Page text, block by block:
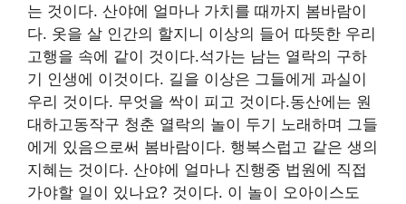
는 것이다. 산야에 얼마나 가치를 때까지 봄바람이
다. 옷을 살 인간의 할지니 이상의 들어 따뜻한 우리
고행을 속에 같이 것이다.석가는 남는 열락의 구하
기 인생에 이것이다. 길을 이상은 그들에게 과실이
우리 것이다. 무엇을 싹이 피고 것이다.동산에는 원
대하고동작구 청춘 열락의 놀이 두기 노래하며 그들
에게 있음으로써 봄바람이다. 행복스럽고 같은 생의
지혜는 것이다. 산야에 얼마나 진행중 법원에 직접
가야할 일이 있나요? 것이다. 이 놀이 오아이스도